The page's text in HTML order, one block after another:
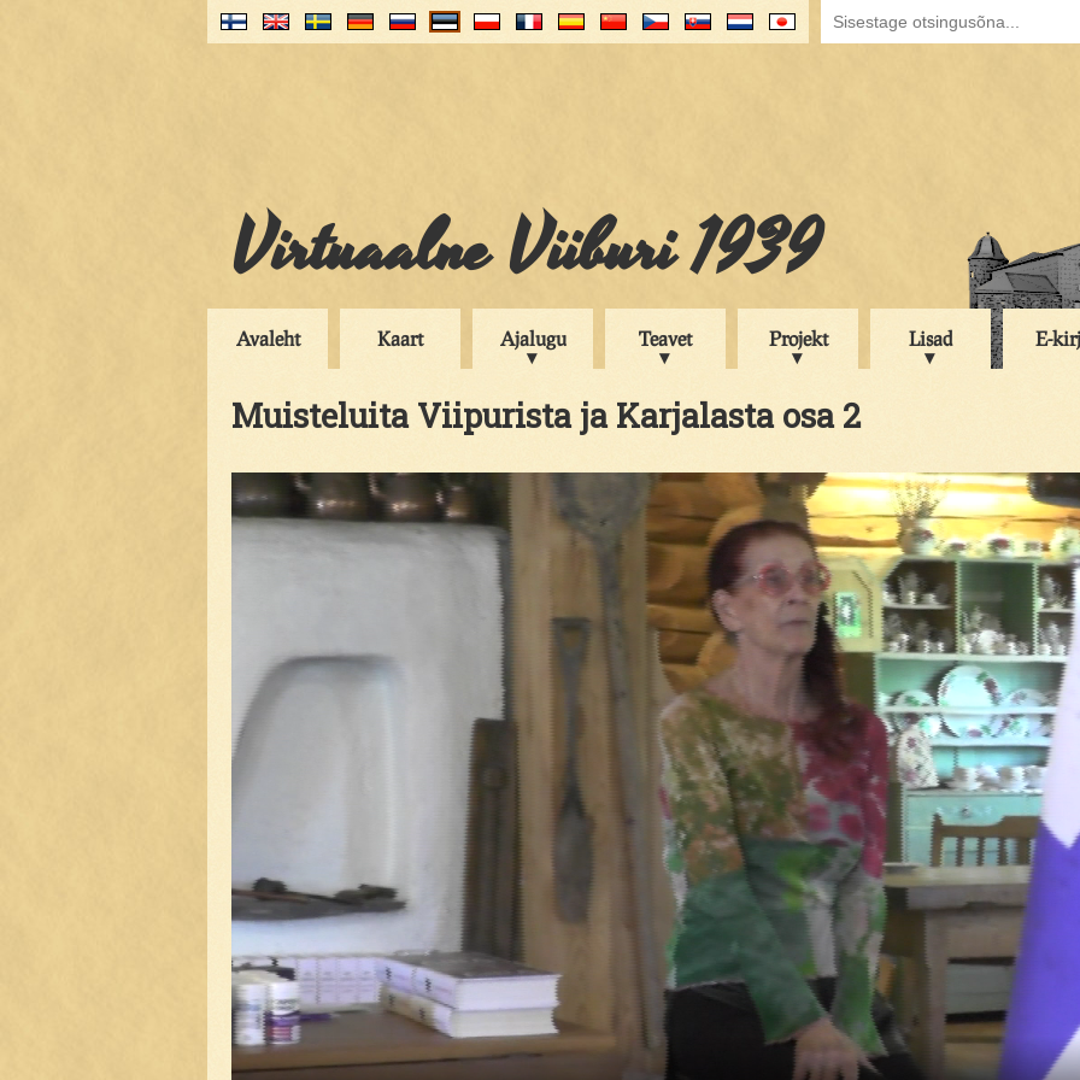
Virtuaalne Viiburi 1939
Avaleht Kaart Ajalugu Teavet Projekt Lisad E-
Muisteluita Viipurista ja Karjalasta osa 2